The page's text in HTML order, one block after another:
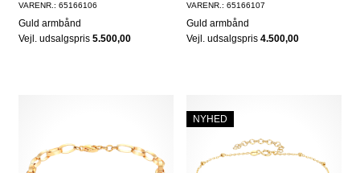
VARENR.: 65166106
Guld armbånd
Vejl. udsalgspris 5.500,00
VARENR.: 65166107
Guld armbånd
Vejl. udsalgspris4.500,00
NYHED